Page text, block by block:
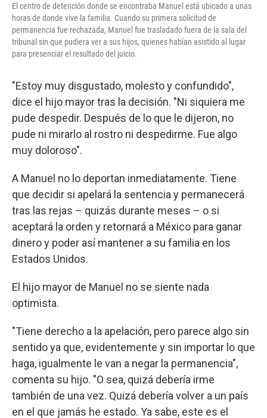
El centro de detención donde se encontraba Manuel está ubicado a unas
horas de donde vive la familia. Cuando su primera solicitud de
permanencia fue rechazada, Manuel fue trasladado fuera de la sala del
tribunal sin que pudiera ver a sus hijos, quienes habían asistido al lugar
para presenciar el resultado del juicio.
"Estoy muy disgustado, molesto y confundido",
dice el hijo mayor tras la decisión. "Ni siquiera me
pude despedir. Después de lo que le dijeron, no
pude ni mirarlo al rostro ni despedirme. Fue algo
muy doloroso".
A Manuel no lo deportan inmediatamente. Tiene
que decidir si apelará la sentencia y permanecerá
tras las rejas – quizás durante meses – o si
aceptará la orden y retornará a México para ganar
dinero y poder así mantener a su familia en los
Estados Unidos.
El hijo mayor de Manuel no se siente nada
optimista.
"Tiene derecho a la apelación, pero parece algo sin
sentido ya que, evidentemente y sin importar lo que
haga, igualmente le van a negar la permanencia",
comenta su hijo. "O sea, quizá debería irme
también de una vez. Quizá debería volver a un país
en el que jamás he estado. Ya sabe, este es el